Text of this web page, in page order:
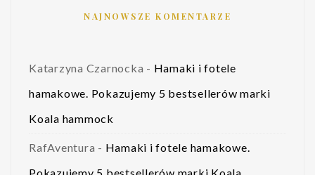
NAJNOWSZE KOMENTARZE
Katarzyna Czarnocka - Hamaki i fotele
hamakowe. Pokazujemy 5 bestsellerów marki
Koala hammock
RafAventura - Hamaki i fotele hamakowe.
Pokazujemy 5 bestsellerów marki Koala